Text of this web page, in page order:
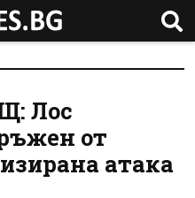
Лос
от
атака